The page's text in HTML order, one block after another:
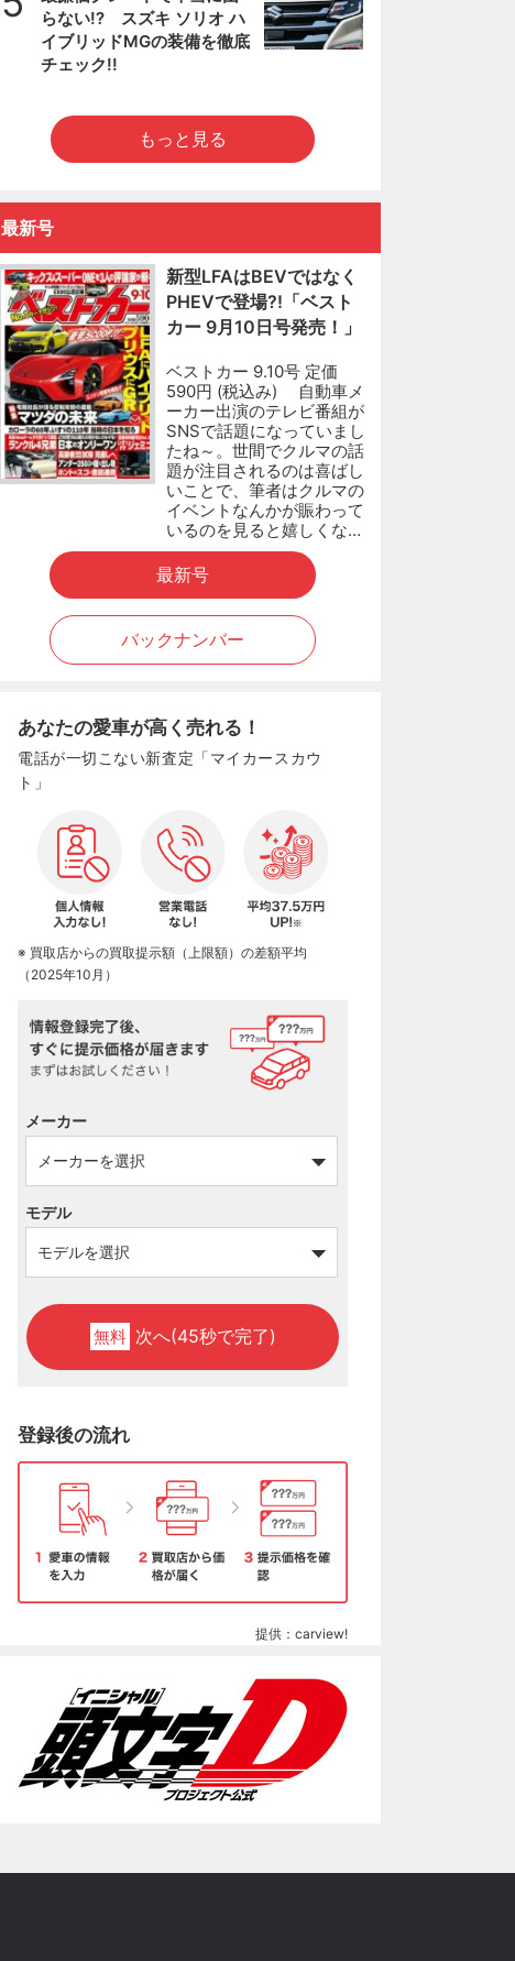
らない!? スズキ ソリオ ハ
イブリッドMGの装備を徹底
チェック!!
もっと見る
最新号
新型LFAはBEVではなく
PHEVで登場?!「ベスト
カー 9月10日号発売！」
ベストカー 9.10号 定価
590円 (税込み) 自動車メ
ーカー出演のテレビ番組が
SNSで話題になっていまし
たね～。世間でクルマの話
題が注目されるのは喜ばし
いことで、筆者はクルマの
イベントなんかが賑わって
いるのを見ると嬉しくな…
最新号
バックナンバー
あなたの愛車が高く売れる！
電話が一切こない新査定「マイカースカウ
ト」
※ 買取店からの買取提示額（上限額）の差額平均
（2025年10月）
メーカー
モデル
無料 次へ(45秒で完了)
登録後の流れ
提供：carview!